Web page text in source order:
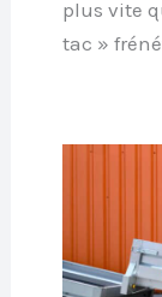
plus vite
tac »